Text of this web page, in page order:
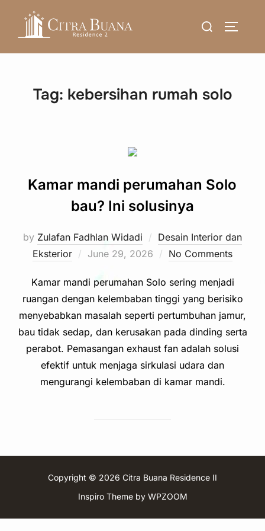
content
Search
Tag: kebersihan rumah solo
Kamar mandi perumahan Solo
bau? Ini solusinya
by Zulafan Fadhlan Widadi
Desain Interior dan
Eksterior
Posted
June 29, 2026 No Comments
Kamar mandi perumahan Solo sering menjadi
ruangan dengan kelembaban tinggi yang berisiko
menyebabkan masalah seperti pertumbuhan jamur,
bau tidak sedap, dan kerusakan pada dinding serta
perabot. Pemasangan exhaust fan adalah solusi
efektif untuk menjaga sirkulasi udara dan
mengurangi kelembaban di kamar mandi.
Copyright © 2026 Citra Buana Residence II
Inspiro Themeby WPZOOM